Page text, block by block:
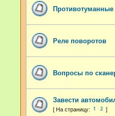
Реле поворотов
Вопросы по
Завести
1 2